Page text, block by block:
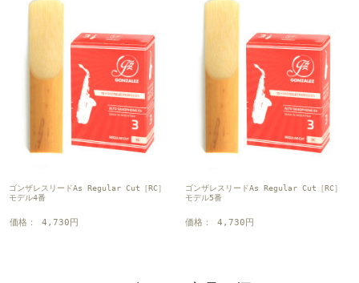
ゴンザレスリードAs Regular Cut［RC］
モデル4番
価格： 4,730円
ゴンザレスリードAs Regular Cut［RC］
モデル5番
価格： 4,730円